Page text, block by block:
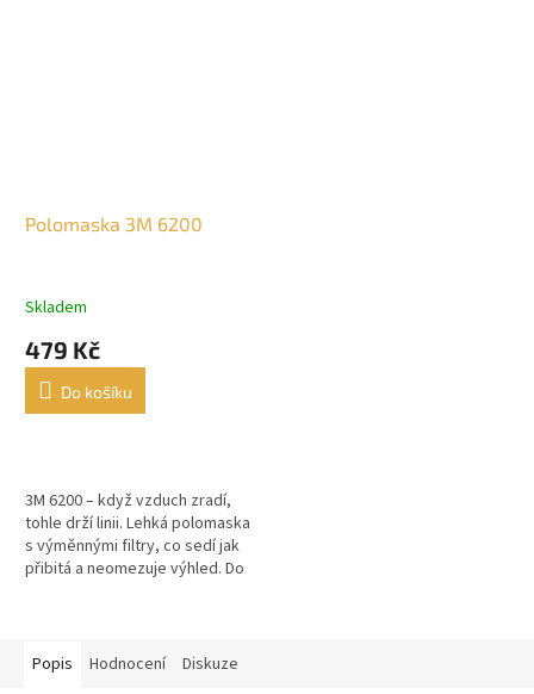
Polomaska 3M 6200
Skladem
479 Kč
Do košíku
3M 6200 – když vzduch zradí,
tohle drží linii. Lehká polomaska
s výměnnými filtry, co sedí jak
přibitá a neomezuje výhled. Do
Popis Hodnocení Diskuze